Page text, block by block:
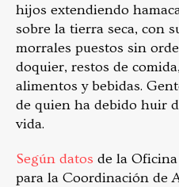
hijos extendiendo
sobre la tierra seca, con
morrales puestos sin
doquier, restos de
alimentos y bebidas.
de quien ha debido huir
vida.
Según datos de la
para la Coordinación de